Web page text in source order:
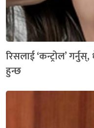
रिसलाई ‘कन्ट्रोल’
हुन्छ